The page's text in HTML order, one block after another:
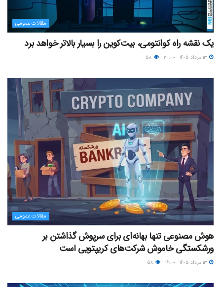
مقالات عمومی
یک نقشه راه کوانتومی، بیت‌کوین را بسیار بالاتر خواهد برد
مقالات عمومی
هوش مصنوعی تنها بهانه‌ای برای سرپوش گذاشتن بر
ورشکستگی خاموش شرکت‌های کریپتویی است